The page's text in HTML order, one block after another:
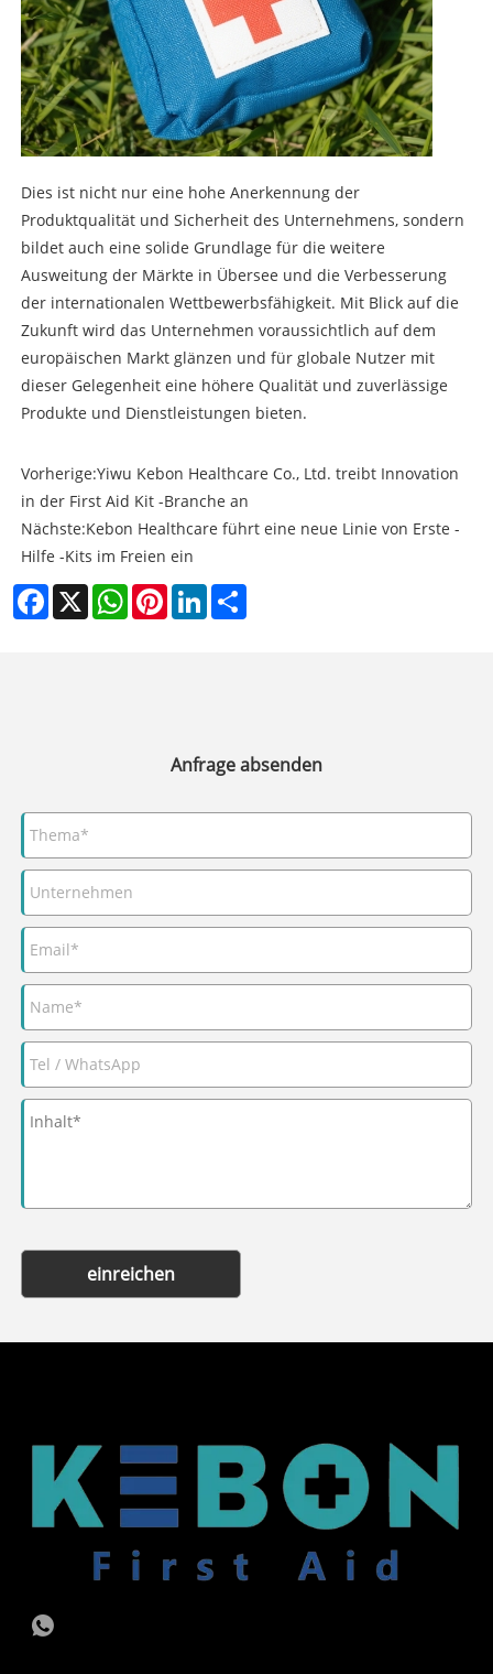
Dies ist nicht nur eine hohe Anerkennung der
Produktqualität und Sicherheit des Unternehmens, sondern
bildet auch eine solide Grundlage für die weitere
Ausweitung der Märkte in Übersee und die Verbesserung
der internationalen Wettbewerbsfähigkeit. Mit Blick auf die
Zukunft wird das Unternehmen voraussichtlich auf dem
europäischen Markt glänzen und für globale Nutzer mit
dieser Gelegenheit eine höhere Qualität und zuverlässige
Produkte und Dienstleistungen bieten.
Vorherige:Yiwu Kebon Healthcare Co., Ltd. treibt Innovation
in der First Aid Kit -Branche an
Nächste:Kebon Healthcare führt eine neue Linie von Erste -
Hilfe -Kits im Freien ein
Facebook
X WhatsAppPinterestLinkedIn
Anfrage absenden
einreichen